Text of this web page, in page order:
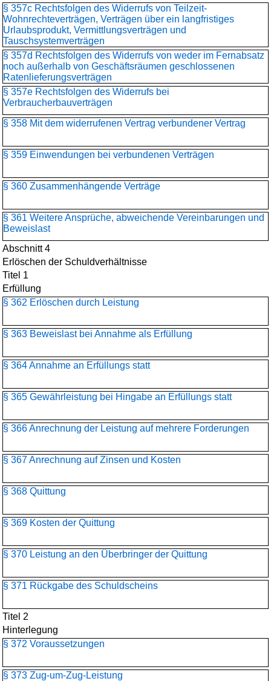
§ 357c Rechtsfolgen des Widerrufs von Teilzeit-
Wohnrechteverträgen, Verträgen über ein langfristiges
Urlaubsprodukt, Vermittlungsverträgen und
Tauschsystemverträgen
§ 357d Rechtsfolgen des Widerrufs von weder im Fernabsatz
noch außerhalb von Geschäftsräumen geschlossenen
Ratenlieferungsverträgen
§ 357e Rechtsfolgen des Widerrufs bei
Verbraucherbauverträgen
§ 358 Mit dem widerrufenen Vertrag verbundener Vertrag
§ 359 Einwendungen bei verbundenen Verträgen
§ 360 Zusammenhängende Verträge
§ 361 Weitere Ansprüche, abweichende Vereinbarungen und
Beweislast
Abschnitt 4
Erlöschen der Schuldverhältnisse
Titel 1
Erfüllung
§ 362 Erlöschen durch Leistung
§ 363 Beweislast bei Annahme als Erfüllung
§ 364 Annahme an Erfüllungs statt
§ 365 Gewährleistung bei Hingabe an Erfüllungs statt
§ 366 Anrechnung der Leistung auf mehrere Forderungen
§ 367 Anrechnung auf Zinsen und Kosten
§ 368 Quittung
§ 369 Kosten der Quittung
§ 370 Leistung an den Überbringer der Quittung
§ 371 Rückgabe des Schuldscheins
Titel 2
Hinterlegung
§ 372 Voraussetzungen
§ 373 Zug-um-Zug-Leistung